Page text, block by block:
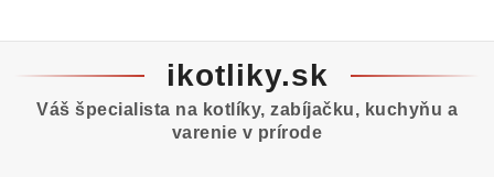
ikotliky.sk
Váš špecialista na kotlíky, zabíjačku, kuchyňu a
varenie v prírode